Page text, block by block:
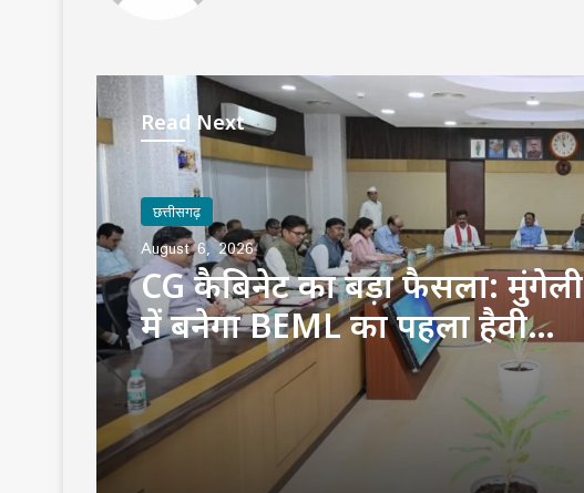
Read Next
छत्तीसगढ़
August 6, 2026
CG कैबिनेट का बड़ा फैसला: मुंगेली
में बनेगा BEML का पहला हैवी
इक्विपमेंट प्लांट, 79.70 एकड़ जमीन
आवंटित